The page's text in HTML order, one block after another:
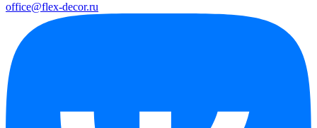
office@flex-decor.ru